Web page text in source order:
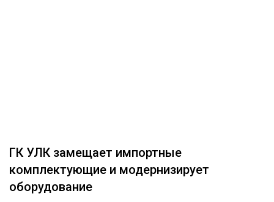
ПРОИЗВОДСТВО ДРЕВЕСНЫХ ПЛИТ
ЦБП
ГК УЛК замещает импортные
комплектующие и модернизирует
оборудование